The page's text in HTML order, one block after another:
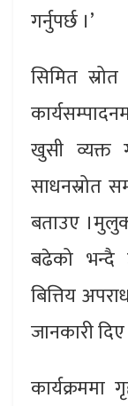
गर्नुपर्छ ।’
सिमित
खुसी व्यक्त
साधनस्रोत
बताउए
बढेको भन्दै
बित्तिय
जानकारी दिए
कार्यक्रममा